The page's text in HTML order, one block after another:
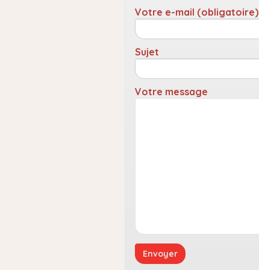
Votre e-mail (obligatoire)
Sujet
Votre message